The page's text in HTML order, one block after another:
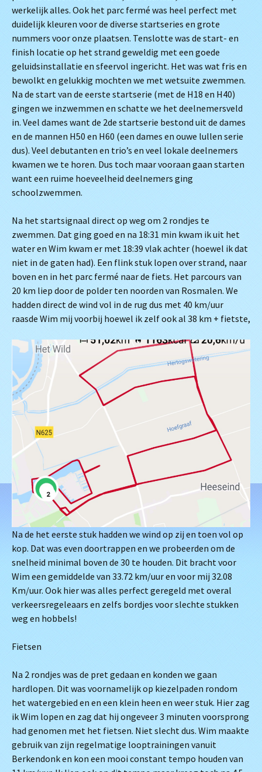
werkelijk alles. Ook het parc fermé was heel perfect met
duidelijk kleuren voor de diverse startseries en grote
nummers voor onze plaatsen. Tenslotte was de start- en
finish locatie op het strand geweldig met een goede
geluidsinstallatie en sfeervol ingericht. Het was wat fris en
bewolkt en gelukkig mochten we met wetsuite zwemmen.
Na de start van de eerste startserie (met de H18 en H40)
gingen we inzwemmen en schatte we het deelnemersveld
in. Veel dames want de 2de startserie bestond uit de dames
en de mannen H50 en H60 (een dames en ouwe lullen serie
dus). Veel debutanten en trio’s en veel lokale deelnemers
kwamen we te horen. Dus toch maar vooraan gaan starten
want een ruime hoeveelheid deelnemers ging
schoolzwemmen.
Na het startsignaal direct op weg om 2 rondjes te
zwemmen. Dat ging goed en na 18:31 min kwam ik uit het
water en Wim kwam er met 18:39 vlak achter (hoewel ik dat
niet in de gaten had). Een flink stuk lopen over strand, naar
boven en in het parc fermé naar de fiets. Het parcours van
20 km liep door de polder ten noorden van Rosmalen. We
hadden direct de wind vol in de rug dus met 40 km/uur
raasde Wim mij voorbij hoewel ik zelf ook al 38 km + fietste,
Na de het eerste stuk hadden we wind op zij en toen vol op
kop. Dat was even doortrappen en we probeerden om de
snelheid minimal boven de 30 te houden. Dit bracht voor
Wim een gemiddelde van 33.72 km/uur en voor mij 32.08
Km/uur. Ook hier was alles perfect geregeld met overal
verkeersregeleaars en zelfs bordjes voor slechte stukken
weg en hobbels!
Fietsen
Na 2 rondjes was de pret gedaan en konden we gaan
hardlopen. Dit was voornamelijk op kiezelpaden rondom
het watergebied en en een klein heen en weer stuk. Hier zag
ik Wim lopen en zag dat hij ongeveer 3 minuten voorsprong
had genomen met het fietsen. Niet slecht dus. Wim maakte
gebruik van zijn regelmatige looptrainingen vanuit
Berkendonk en kon een mooi constant tempo houden van